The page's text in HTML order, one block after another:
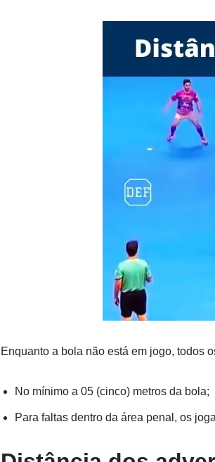
Enquanto a bola não está em jogo, todos
No mínimo a 05 (cinco) metros da bola;
Para faltas dentro da área penal, os